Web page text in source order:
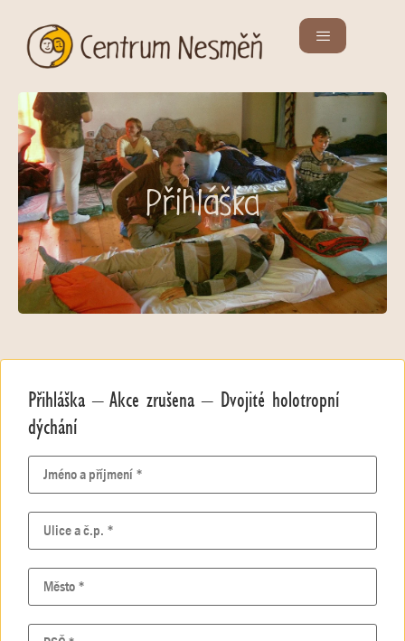
Přihláška
Přihláška – Akce zrušena – Dvojité holotropní
dýchání